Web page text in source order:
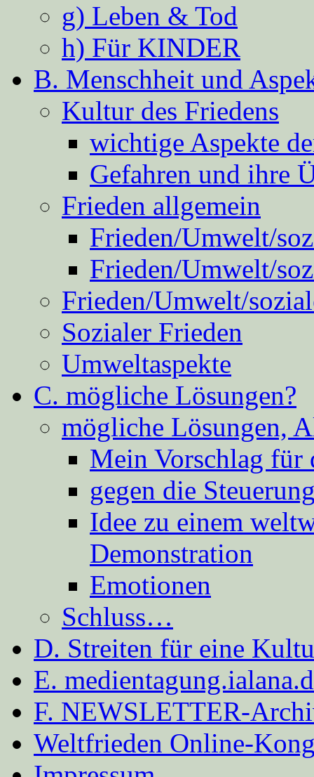
g) Leben & Tod
h) Für KINDER
B. Menschheit und
Kultur des Friedens
wichtige Aspekte
Gefahren und ihre
Frieden allgemein
Frieden/Umwelt/
Frieden/Umwelt/
Frieden/Umwelt/
Sozialer Frieden
Umweltaspekte
C. mögliche Lösungen?
mögliche Lösungen,
Mein Vorschlag für
gegen die
Idee zu einem
Demonstration
Emotionen
Schluss…
D. Streiten für eine
E.
F. NEWSLETTER-
Weltfrieden Online-